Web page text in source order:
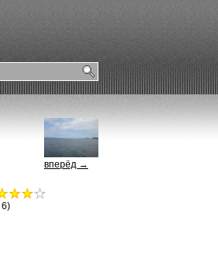
вперёд →
6)